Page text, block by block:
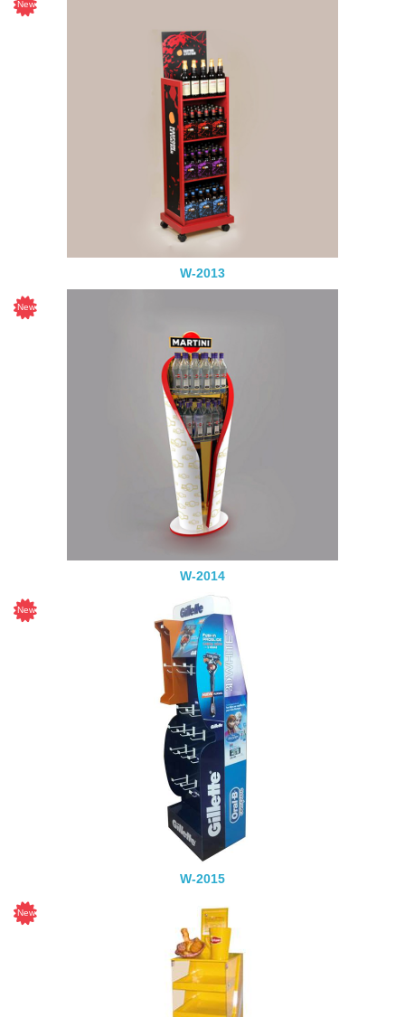
W-2013
W-2014
W-2015